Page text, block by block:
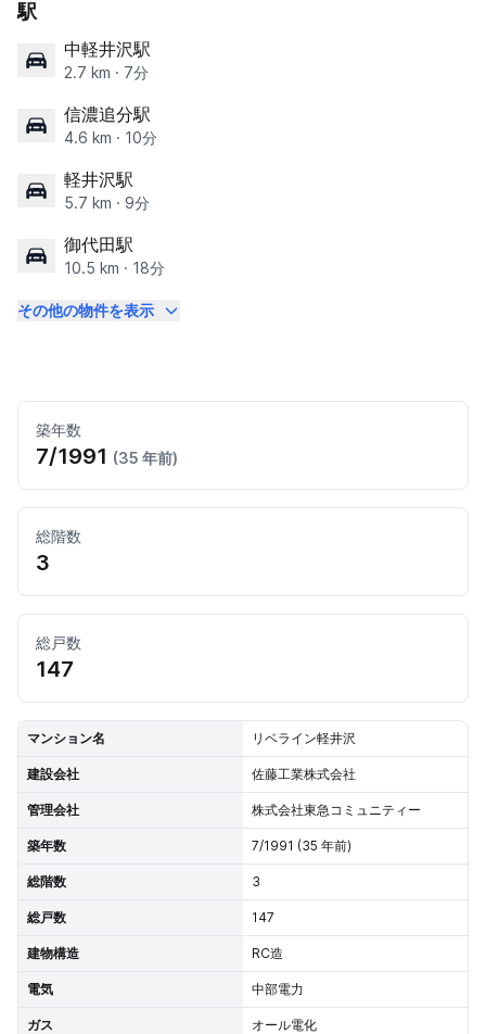
駅
中軽井沢駅
2.7 km · 7分
信濃追分駅
4.6 km · 10分
軽井沢駅
5.7 km · 9分
御代田駅
10.5 km · 18分
その他の物件を表示
築年数
7/1991 (35 年前)
総階数
3
総戸数
147
マンション名 リベライン軽井沢
建設会社 佐藤工業株式会社
管理会社 株式会社東急コミュニティー
築年数 7/1991 (35 年前)
総階数 3
総戸数 147
建物構造 RC造
電気 中部電力
ガス オール電化